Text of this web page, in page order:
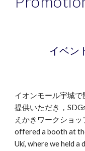
イベン
イオンモール宇城
提供いただき，
えかきワークショッ
offered a booth at
Uki, where we held